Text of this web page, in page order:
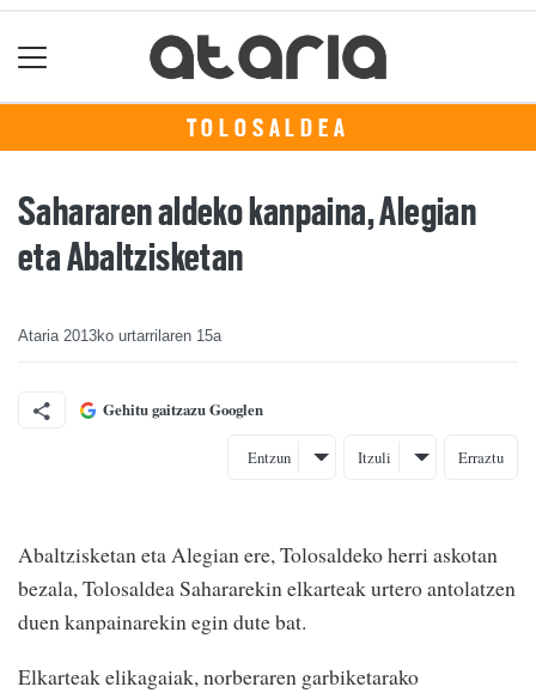
TOLOSALDEA
Sahararen aldeko kanpaina, Alegian
eta Abaltzisketan
Ataria 2013ko urtarrilaren 15a
Gehitu gaitzazu Googlen
Entzun Itzuli Erraztu
Abaltzisketan eta Alegian ere, Tolosaldeko herri askotan
bezala, Tolosaldea Sahararekin elkarteak urtero antolatzen
duen kanpainarekin egin dute bat.
Elkarteak elikagaiak, norberaren garbiketarako